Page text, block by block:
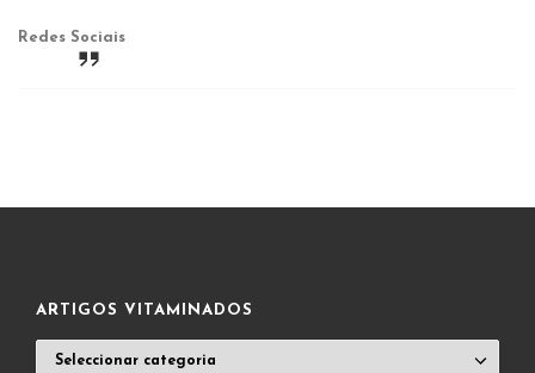
Redes Sociais
ARTIGOS VITAMINADOS
VITAMINADOS